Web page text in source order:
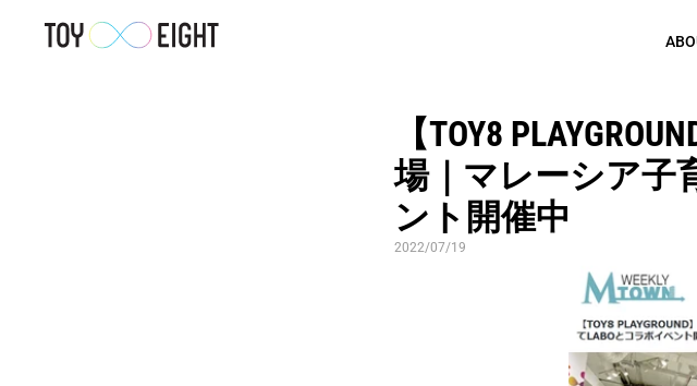
【TOY8
場｜マレーシア子
ント開催中
2022/07/19